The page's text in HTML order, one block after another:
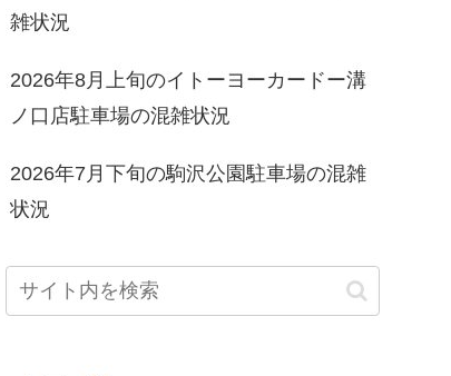
雑状況
2026年8月上旬のイトーヨーカードー溝
ノ口店駐車場の混雑状況
2026年7月下旬の駒沢公園駐車場の混雑
状況